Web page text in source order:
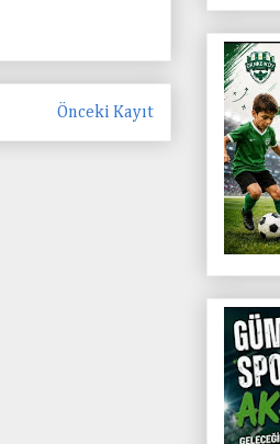
Önceki Kayıt